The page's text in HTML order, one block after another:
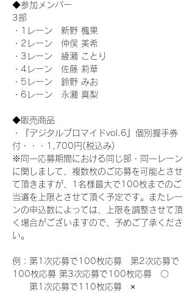
◆参加メンバー
3部
・1レーン　新野 楓果
・2レーン　仲俣 美希
・3レーン　綾瀬 ことり
・4レーン　佐藤 莉華
・5レーン　鈴野 みお
・6レーン　永瀬 真梨
◆販売商品
・『デジタルブロマイドvol.6』個別握手券
付・・・1,700円(税込み)
※同一応募期間における同じ部・同一レーン
に関しまして、複数枚のご応募を可能とさせ
て頂きますが、1名様最大で100枚までのご
当選を上限とさせて頂く予定です。またレー
ンの申込数によっては、上限を調整させて頂
く場合がございますので、予めご了承くださ
い。
例：第1次応募で100枚応募　第2次応募で
100枚応募 第3次応募で100枚応募　〇
第1次応募で110枚応募　×